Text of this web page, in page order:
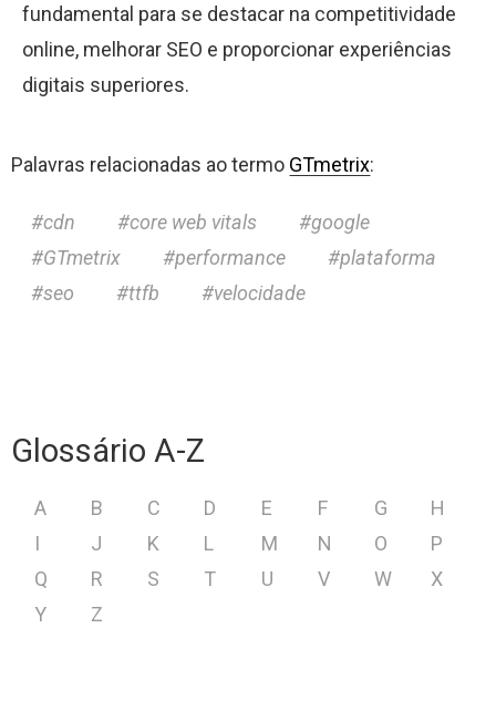
fundamental para se destacar na competitividade
online, melhorar SEO e proporcionar experiências
digitais superiores.
Palavras relacionadas ao termo GTmetrix:
cdn core web vitals
google
GTmetrix
performance
plataforma
seo
ttfb velocidade
Glossário A-Z
A B C D E F G
H
I
J K L M N O
P
Q
R S T U V W
X
Y
Z